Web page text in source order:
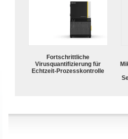
Fortschrittliche
Virusquantifizierung für
Echtzeit-Prozesskontrolle